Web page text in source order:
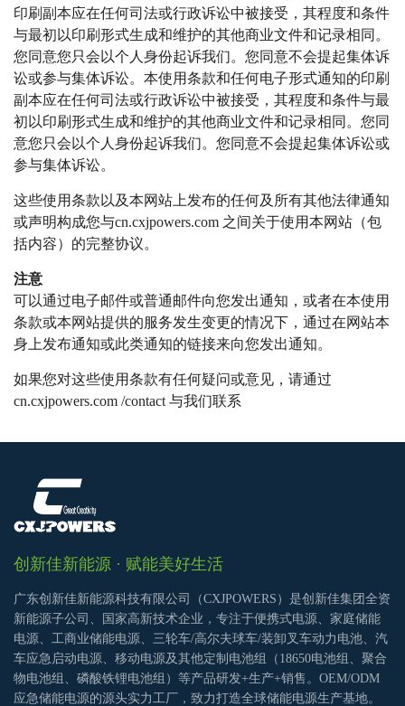
印刷副本应在任何司法或行政诉讼中被接受，其程度和条件
与最初以印刷形式生成和维护的其他商业文件和记录相同。
您同意您只会以个人身份起诉我们。 您同意不会提起集体诉
讼或参与集体诉讼。 本使用条款和任何电子形式通知的印刷
副本应在任何司法或行政诉讼中被接受，其程度和条件与最
初以印刷形式生成和维护的其他商业文件和记录相同。 您同
意您只会以个人身份起诉我们。 您同意不会提起集体诉讼或
参与集体诉讼。
这些使用条款以及本网站上发布的任何及所有其他法律通知
或声明构成您与cn.cxjpowers.com 之间关于使用本网站（包
括内容）的完整协议。
注意
可以通过电子邮件或普通邮件向您发出通知，或者在本使用
条款或本网站提供的服务发生变更的情况下，通过在网站本
身上发布通知或此类通知的链接来向您发出通知。
如果您对这些使用条款有任何疑问或意见，请通过
cn.cxjpowers.com /contact 与我们联系
创新佳新能源 · 赋能美好生活
广东创新佳新能源科技有限公司（CXJPOWERS）是创新佳集团全资
新能源子公司、国家高新技术企业，专注于便携式电源、家庭储能
电源、工商业储能电源、三轮车/高尔夫球车/装卸叉车动力电池、汽
车应急启动电源、移动电源及其他定制电池组（18650电池组、聚合
物电池组、磷酸铁锂电池组）等产品研发+生产+销售。OEM/ODM
应急储能电源的源头实力工厂，致力打造全球储能电源生产基地。